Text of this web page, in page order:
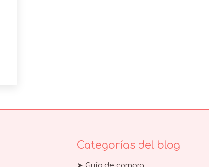
Categorías del blog